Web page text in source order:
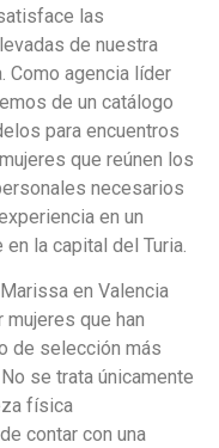
las
de nuestra
Como agencia líder
de un catálogo
para encuentros
que reúnen los
necesarios
en un
la capital del Turia.
en Valencia
que han
de selección más
se trata únicamente
física
contar con una